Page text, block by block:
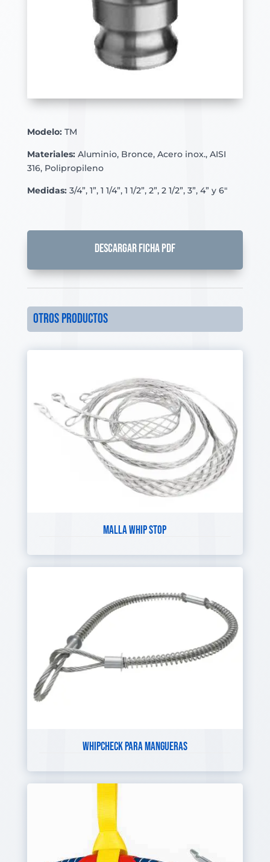
Modelo:TM
Materiales:Aluminio, Bronce, Acero inox., AISI
316, Polipropileno
Medidas:3/4”, 1”, 1 1/4”, 1 1/2”, 2”, 2 1/2”, 3”, 4” y 6″
DESCARGAR FICHA PDF
otros productos
MALLA WHIP STOP
WHIPCHECK PARA MANGUERAS